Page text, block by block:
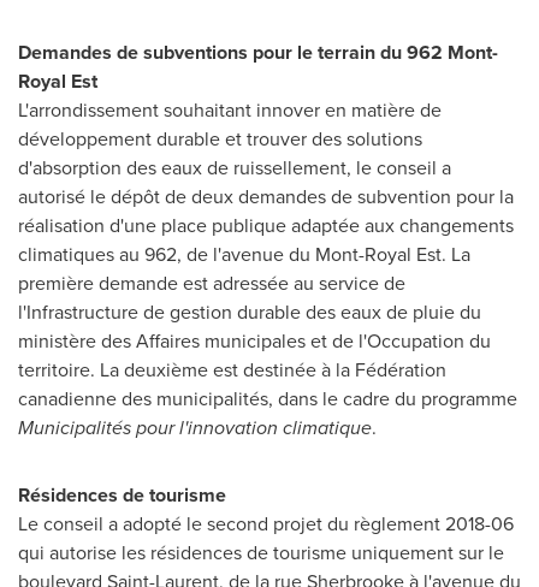
Demandes de subventions pour le terrain du 962 Mont-
Royal Est
L'arrondissement souhaitant innover en matière de
développement durable et trouver des solutions
d'absorption des eaux de ruissellement, le conseil a
autorisé le dépôt de deux demandes de subvention pour la
réalisation d'une place publique adaptée aux changements
climatiques au 962, de l'avenue du Mont-Royal Est. La
première demande est adressée au service de
l'Infrastructure de gestion durable des eaux de pluie du
ministère des Affaires municipales et de l'Occupation du
territoire. La deuxième est destinée à la Fédération
canadienne des municipalités, dans le cadre du programme
Municipalités pour l'innovation climatique.
Résidences de tourisme
Le conseil a adopté le second projet du règlement 2018-06
qui autorise les résidences de tourisme uniquement sur le